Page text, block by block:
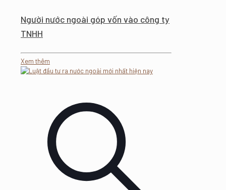
Người nước ngoài góp vốn vào công ty
TNHH
Xem thêm